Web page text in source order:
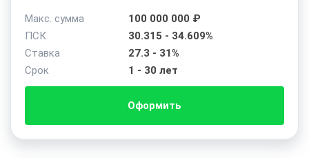
Макс. сумма
100 000 000 ₽
ПСК
30.315 - 34.609%
Ставка
27.3 - 31%
Срок
1 - 30 лет
Оформить